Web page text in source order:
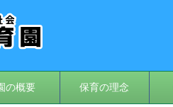
の概要 保育の理念